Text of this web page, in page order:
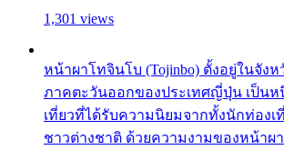
1,301 views
หน้าผาโทจินโบ (Tojinbo) ตั้งอยู่ในจังห
ภาคตะวันออกของประเทศญี่ปุ่น เป็น
เที่ยวที่ได้รับความนิยมจากทั้งนักท่อง
ชาวต่างชาติ ด้วยความงามของหน้าผ